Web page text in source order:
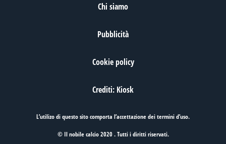
Chi siamo
Pubblicità
Cookie policy
Crediti: Kiosk
L’utilizo di questo sito comporta l’accettazione deitermini d’uso.
© Il nobile calcio 2020 . Tutti i diritti riservati.